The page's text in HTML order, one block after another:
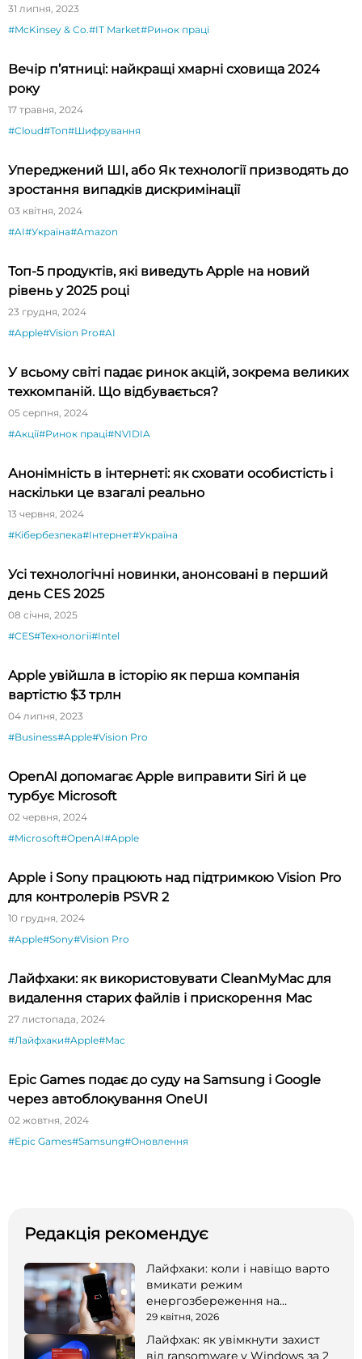
31 липня, 2023
#McKinsey & Co.#IT Market#Ринок праці
Вечір п’ятниці: найкращі хмарні сховища 2024
року
17 травня, 2024
#Cloud#Топ#Шифрування
Упереджений ШІ, або Як технології призводять до
зростання випадків дискримінації
03 квітня, 2024
#AI#Україна#Amazon
Топ-5 продуктів, які виведуть Apple на новий
рівень у 2025 році
23 грудня, 2024
#Apple#Vision Pro#AI
У всьому світі падає ринок акцій, зокрема великих
техкомпаній. Що відбувається?
05 серпня, 2024
#Акції#Ринок праці#NVIDIA
Анонімність в інтернеті: як сховати особистість і
наскільки це взагалі реально
13 червня, 2024
#Кібербезпека#Інтернет#Україна
Усі технологічні новинки, анонсовані в перший
день CES 2025
08 січня, 2025
#CES#Технології#Intel
Apple увійшла в історію як перша компанія
вартістю $3 трлн
04 липня, 2023
#Business#Apple#Vision Pro
OpenAI допомагає Apple виправити Siri й це
турбує Microsoft
02 червня, 2024
#Microsoft#OpenAI#Apple
Apple і Sony працюють над підтримкою Vision Pro
для контролерів PSVR 2
10 грудня, 2024
#Apple#Sony#Vision Pro
Лайфхаки: як використовувати CleanMyMac для
видалення старих файлів і прискорення Mac
27 листопада, 2024
#Лайфхаки#Apple#Mac
Epic Games подає до суду на Samsung і Google
через автоблокування OneUI
02 жовтня, 2024
#Epic Games#Samsung#Оновлення
Редакція рекомендує
Лайфхаки: коли і навіщо варто
вмикати режим
енергозбереження на
смартфоні
29 квітня, 2026
Лайфхак: як увімкнути захист
від ransomware у Windows за 2